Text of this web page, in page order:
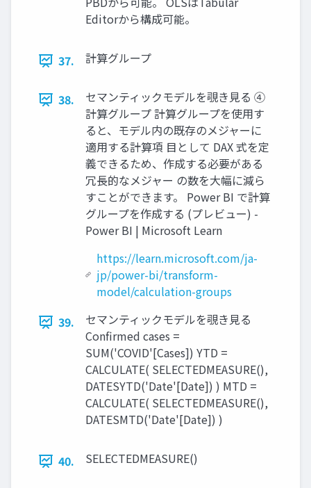
Editorから構成可能。
37. 計算グループ
38.
セマンティックモデルを覗き見る ④
計算グループ 計算グループを使用す
ると、モデル内の既存のメジャーに
適用する計算項 目として DAX 式を定
義できるため、作成する必要がある
冗長的なメジャー の数を大幅に減ら
すことができます。 Power BI で計算
グループを作成する (プレビュー) -
Power BI | Microsoft Learn
https://learn.microsoft.com/ja-
jp/power-bi/transform-
model/calculation-groups
39.
セマンティックモデルを覗き見る
Confirmed cases =
SUM('COVID'[Cases]) YTD =
CALCULATE( SELECTEDMEASURE(),
DATESYTD('Date'[Date]) ) MTD =
CALCULATE( SELECTEDMEASURE(),
DATESMTD('Date'[Date]) )
40. SELECTEDMEASURE()